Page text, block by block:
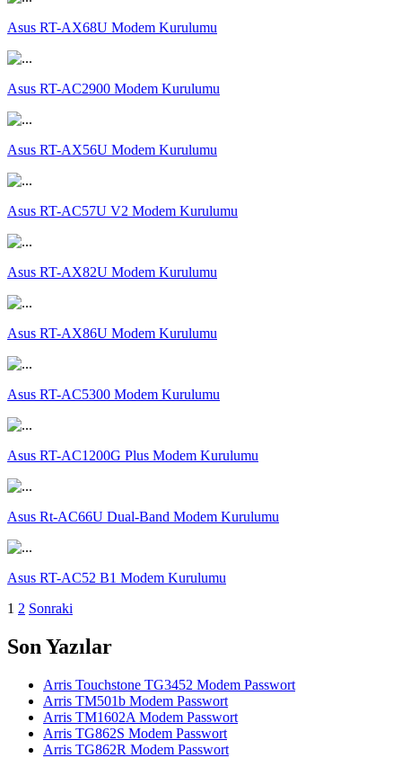
Asus RT-AX68U Modem Kurulumu
Asus RT-AC2900 Modem Kurulumu
Asus RT-AX56U Modem Kurulumu
Asus RT-AC57U V2 Modem Kurulumu
Asus RT-AX82U Modem Kurulumu
Asus RT-AX86U Modem Kurulumu
Asus RT-AC5300 Modem Kurulumu
Asus RT-AC1200G Plus Modem Kurulumu
Asus Rt-AC66U Dual-Band Modem Kurulumu
Asus RT-AC52 B1 Modem Kurulumu
Yazı
sayfalaması
1 2 Sonraki
Son Yazılar
Arris Touchstone TG3452 Modem Passwort
Arris TM501b Modem Passwort
Arris TM1602A Modem Passwort
Arris TG862S Modem Passwort
Arris TG862R Modem Passwort